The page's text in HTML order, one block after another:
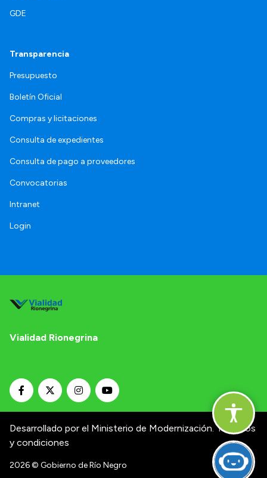
GDE
Transparencia
Presupuesto
Boletín Oficial
Compras y licitaciones
Consulta de expedientes
Consulta de pago a proveedores
Convocatorias
Intranet
Login
Vialidad Rionegrina
Desarrollado por el Ministerio de Modernización. Términos
y condiciones
2026© Gobierno de Río Negro